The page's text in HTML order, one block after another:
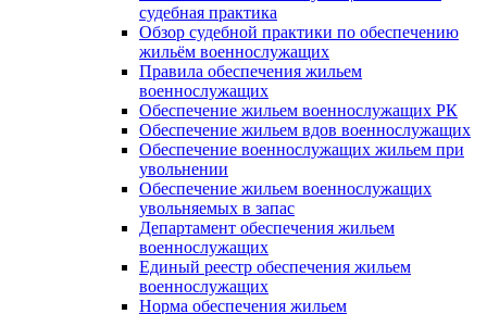
судебная практика
Обзор судебной практики по обеспечению
жильём военнослужащих
Правила обеспечения жильем
военнослужащих
Обеспечение жильем военнослужащих РК
Обеспечение жильем вдов военнослужащих
Обеспечение военнослужащих жильем при
увольнении
Обеспечение жильем военнослужащих
увольняемых в запас
Департамент обеспечения жильем
военнослужащих
Единый реестр обеспечения жильем
военнослужащих
Норма обеспечения жильем